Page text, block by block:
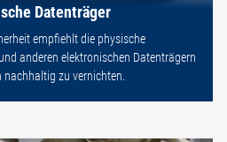
Datenträger
empfiehlt die physische
anderen elektronischen Datenträgern
zu vernichten.